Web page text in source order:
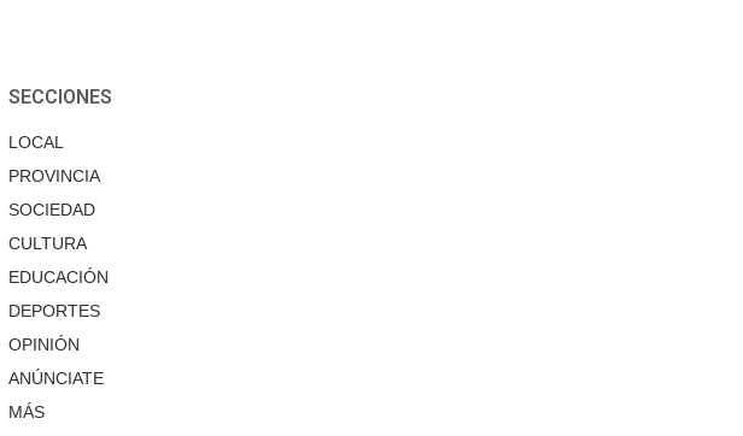
SECCIONES
LOCAL
PROVINCIA
SOCIEDAD
CULTURA
EDUCACIÓN
DEPORTES
OPINIÓN
ANÚNCIATE
MÁS